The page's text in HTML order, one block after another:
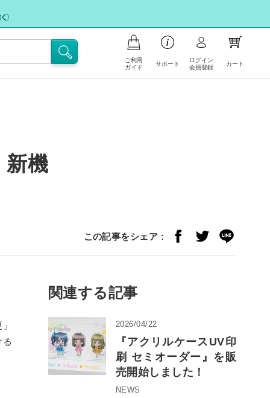
ご利用
ガイド
配送・送料について
サポート
FAX注文に関するご案内
品ご請求のお申込み
ログイン
会員登録
カート
新機
この記事をシェア :
関連する記事
2026/04/22
『アクリルケースUV印
刷 セミオーダー』を販
売開始しました！
NEWS